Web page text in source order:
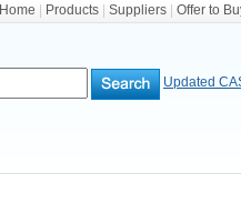
Home Products Suppliers Offer to
Updated